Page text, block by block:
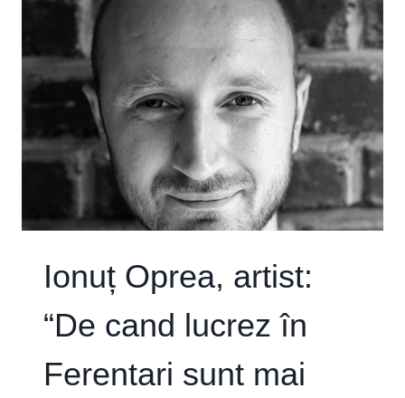
MICĂ,
DAR
CU
CONTRASTE
MAI
PUTERNICE.
COMEDIE
LÂNGĂ
PESTE
SĂRĂCIE”
Ionuț Oprea, artist:
“De cand lucrez în
Ferentari sunt mai